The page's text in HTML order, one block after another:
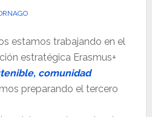
estamos trabajando en el
estratégica Erasmus+
comunidad
preparando el tercero